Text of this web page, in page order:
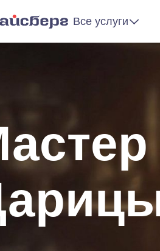
Все услуги